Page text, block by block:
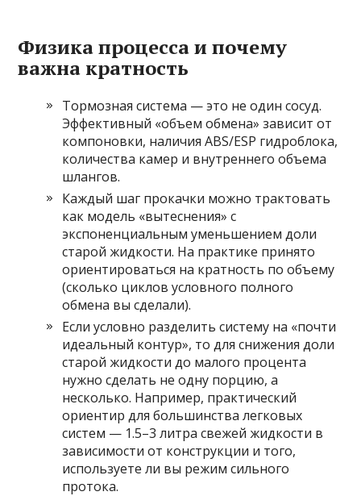
Физика процесса и почему
важна кратность
Тормозная система — это не один сосуд.
Эффективный «объем обмена» зависит от
компоновки, наличия ABS/ESP гидроблока,
количества камер и внутреннего объема
шлангов.
Каждый шаг прокачки можно трактовать
как модель «вытеснения» с
экспоненциальным уменьшением доли
старой жидкости. На практике принято
ориентироваться на кратность по объему
(сколько циклов условного полного
обмена вы сделали).
Если условно разделить систему на «почти
идеальный контур», то для снижения доли
старой жидкости до малого процента
нужно сделать не одну порцию, а
несколько. Например, практический
ориентир для большинства легковых
систем — 1.5–3 литра свежей жидкости в
зависимости от конструкции и того,
используете ли вы режим сильного
протока.